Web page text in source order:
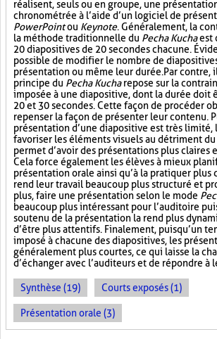
réalisent, seuls ou en groupe, une
chronométrée à l’aide d’un logiciel de
PowerPointou Keynote. Généralement, la
la méthode traditionnelle du Pecha Kuchaest
20 diapositives de 20 secondes chacune.
possible de modifier le nombre de
présentation ou même leur durée. Par contre,
principe du Pecha Kucharepose sur la
imposée à une diapositive, dont la durée doit
20 et 30 secondes. Cette façon de procéder
repenser la façon de présenter leur contenu.
présentation d’une diapositive est très limité,
favoriser les éléments visuels au détriment
permet d’avoir des présentations plus claires
Cela force également les élèves à mieux
présentation orale ainsi qu’à la pratiquer plus
rend leur travail beaucoup plus structuré et
plus, faire une présentation selon le mode
beaucoup plus intéressant pour l’auditoire
soutenu de la présentation la rend plus
d’être plus attentifs. Finalement, puisqu’un
imposé à chacune des diapositives, les
généralement plus courtes, ce qui laisse la
d’échanger avec l’auditeurs et de répondre à
Synthèse (19) Courts exposés (1)
Présentation orale (3)